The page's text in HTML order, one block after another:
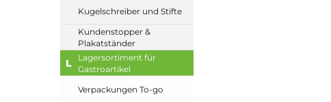
Kugelschreiber und Stifte
Kundenstopper &
Plakatständer
L
Lagersortiment für
Gastroartikel
Verpackungen To-go